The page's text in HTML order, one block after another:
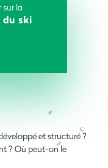
la
ski
et structuré ?
? Où peut-on le